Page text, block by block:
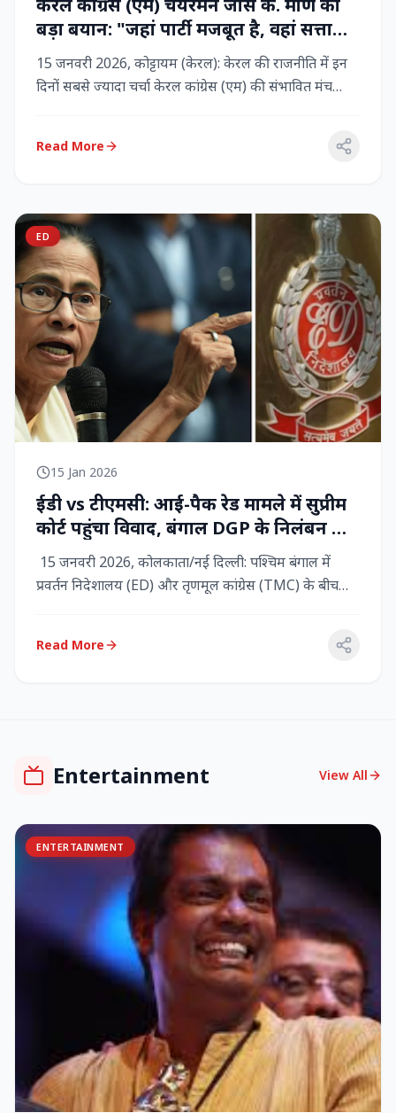
बड़ा बयान: "जहां पार्टी मजबूत है, वहां सत्ता
बनी रहेगी" – LDF के साथ बने रहने पर जोर
15 जनवरी 2026, कोट्टायम (केरल): केरल की राजनीति में इन
दिनों सबसे ज्यादा चर्चा केरल कांग्रेस (एम) की संभावित मंच
Read More
ED
15 Jan 2026
ईडी vs टीएमसी: आई-पैक रेड मामले में सुप्रीम
कोर्ट पहुंचा विवाद, बंगाल DGP के निलंबन की
मांग, कलकत्ता हाईकोर्ट में CBI छापेमारी
15 जनवरी 2026, कोलकाता/नई दिल्ली: पश्चिम बंगाल में
प्रवर्तन निदेशालय (ED) और तृणमूल कांग्रेस (TMC) के बीच
Read More
Entertainment View All
ENTERTAINMENT